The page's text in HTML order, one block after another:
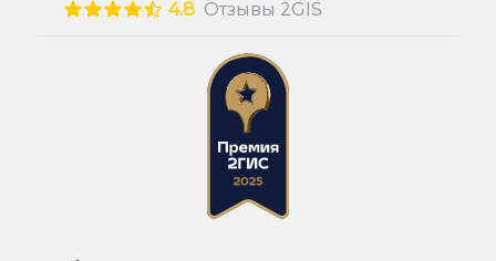
4.8 Отзывы 2GIS